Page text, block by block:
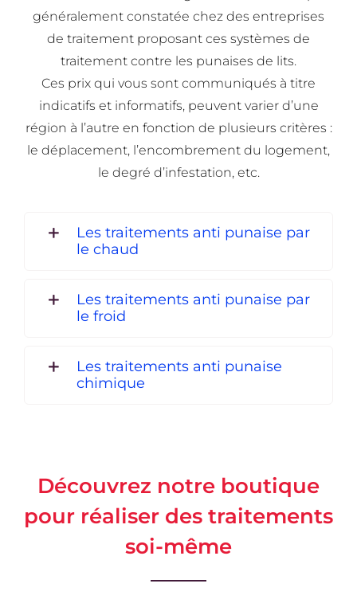
généralement constatée chez des entreprises
de traitement proposant ces systèmes de
traitement contre les punaises de lits.
Ces prix qui vous sont communiqués à titre
indicatifs et informatifs, peuvent varier d’une
région à l’autre en fonction de plusieurs critères :
le déplacement, l’encombrement du logement,
le degré d’infestation, etc.
Les traitements anti punaise par
le chaud
Les traitements anti punaise par
le froid
Les traitements anti punaise
chimique
Découvrez notre boutique
pour réaliser des traitements
soi-même